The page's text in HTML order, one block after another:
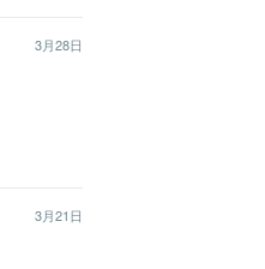
3月28日
3月21日